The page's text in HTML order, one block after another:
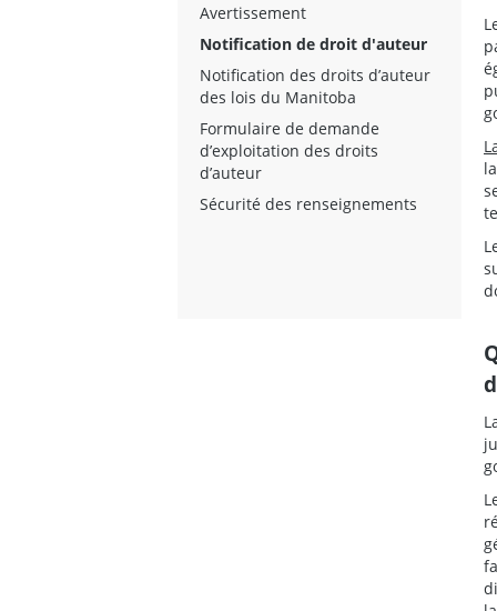
Avertissement
Notification de droit d'auteur
Notification des droits d’auteur
des lois du Manitoba
Formulaire de demande
d’exploitation des droits
d’auteur
Sécurité des renseignements